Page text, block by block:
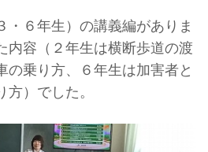
・６年生）の講義編がありま
内容（２年生は横断歩道の渡
の乗り方、６年生は加害者と
）でした。